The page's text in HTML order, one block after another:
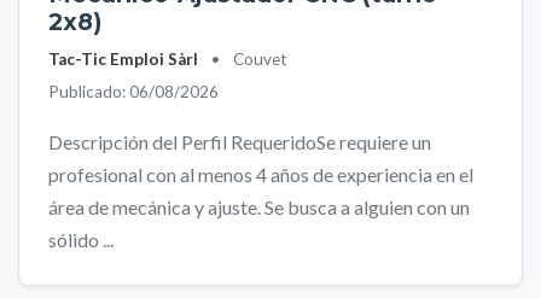
2x8)
Tac-Tic Emploi Sàrl •
Couvet
Publicado: 06/08/2026
Descripción del Perfil RequeridoSe requiere un
profesional con al menos 4 años de experiencia en el
área de mecánica y ajuste. Se busca a alguien con un
sólido ...